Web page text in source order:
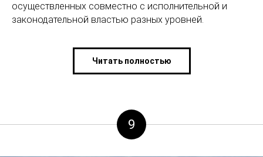
осуществленных совместно с исполнительной и
законодательной властью разных уровней.
Читать полностью
9